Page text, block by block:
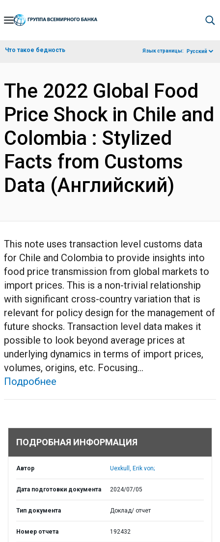
Skip
Navigation
Что такое бедность Язык страницы: Русский
The 2022 Global Food
Price Shock in Chile and
Colombia : Stylized
Facts from Customs
Data (Английский)
This note uses transaction level customs data
for Chile and Colombia to provide insights into
food price transmission from global markets to
import prices. This is a non-trivial relationship
with significant cross-country variation that is
relevant for policy design for the management of
future shocks. Transaction level data makes it
possible to look beyond average prices at
underlying dynamics in terms of import prices,
volumes, origins, etc. Focusing...
Подробнее
ПОДРОБНАЯ ИНФОРМАЦИЯ
Автор Uexkull, Erik von;
Дата подготовки документа 2024/07/05
Тип документа Доклад/ отчет
Номер отчета 192432